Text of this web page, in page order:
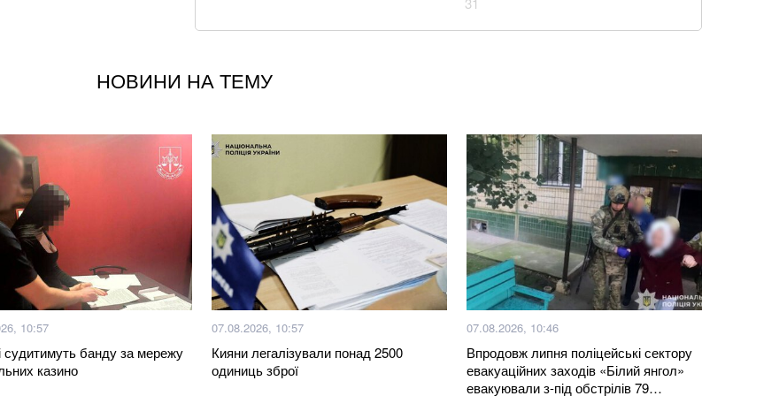
Хвиля похолодання накриє Україну: Діденко назвала дату
Трамп заявив, що США не передадуть Україні додаткові ракети для
З 28 ракет – жодної збитої: Повітряні сили ЗСУ озвучили деталі
нічного обстрілу
Понад 20 років шукав і повертав тіла полеглих воїнів. Загинув
Олексій Юков – керівник пошукового загону “Плацдарм”
Не кладіть огірки в банку як доведеться: одна помилка позбавить їх
хрусткості
НОВИНИ НА ТЕМУ
10:57
судитимуть банду за мережу
казино
07.08.2026, 10:57
Кияни легалізували понад 2500
одиниць зброї
07.08.2026, 10:46
Впродовж липня поліцейські сектору
евакуаційних заходів «Білий янгол»
евакуювали з-під обстрілів 79